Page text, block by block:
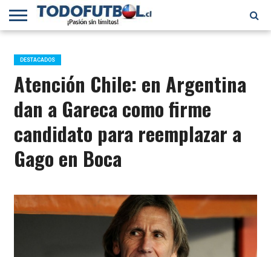
PRIMERA
B
SELECCIÓN
CHILENA
CHILENOS
EN EL
MUNDO
FÚTBOL
INTERNACIONAL
DESTACADOS
Atención Chile: en Argentina
dan a Gareca como firme
candidato para reemplazar a
Gago en Boca